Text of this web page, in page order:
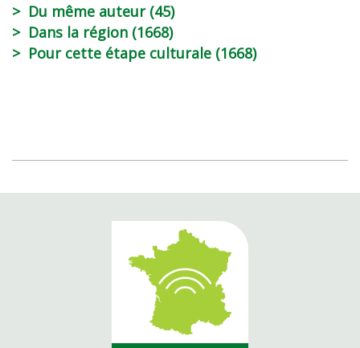
Du même auteur (45)
Dans la région (1668)
Pour cette étape culturale (1668)